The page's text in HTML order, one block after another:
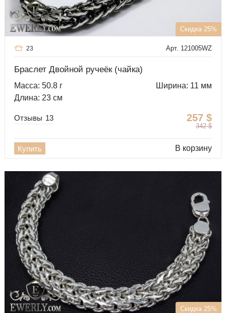
Скидка 25%
Арт. 121005WZ
23
Браслет Двойной ручеёк (чайка)
Масса: 50.8 г
Ширина: 11 мм
Длина: 23 см
257 $
342 $
Отзывы 13
Купить В корзину
Скидка 25%